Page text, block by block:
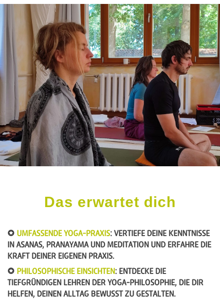
Das erwartet dich
UMFASSENDE YOGA-PRAXIS: VERTIEFE DEINE KENNTNISSE
IN ASANAS, PRANAYAMA UND MEDITATION UND ERFAHRE DIE
KRAFT DEINER EIGENEN PRAXIS.
PHILOSOPHISCHE EINSICHTEN: ENTDECKE DIE
TIEFGRÜNDIGEN LEHREN DER YOGA-PHILOSOPHIE, DIE DIR
HELFEN, DEINEN ALLTAG BEWUSST ZU GESTALTEN.